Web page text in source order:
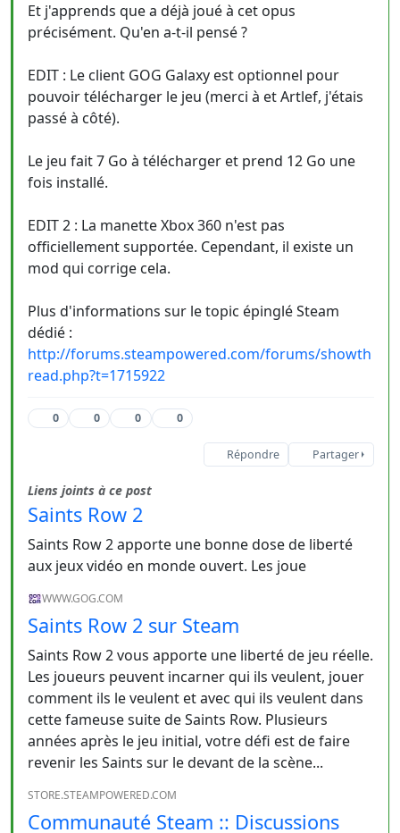
Et j'apprends que a déjà joué à cet opus
précisément. Qu'en a-t-il pensé ?
EDIT : Le client GOG Galaxy est optionnel pour
pouvoir télécharger le jeu (merci à et Artlef, j'étais
passé à côté).
Le jeu fait 7 Go à télécharger et prend 12 Go une
fois installé.
EDIT 2 : La manette Xbox 360 n'est pas
officiellement supportée. Cependant, il existe un
mod qui corrige cela.
Plus d'informations sur le topic épinglé Steam
dédié :
http://forums.steampowered.com/forums/showth
read.php?t=1715922
0 0 0 0
Répondre Partager
Liens joints à ce post
Saints Row 2
Saints Row 2 apporte une bonne dose de liberté
aux jeux vidéo en monde ouvert. Les joue
WWW.GOG.COM
Saints Row 2 sur Steam
Saints Row 2 vous apporte une liberté de jeu réelle.
Les joueurs peuvent incarner qui ils veulent, jouer
comment ils le veulent et avec qui ils veulent dans
cette fameuse suite de Saints Row. Plusieurs
années après le jeu initial, votre défi est de faire
revenir les Saints sur le devant de la scène...
STORE.STEAMPOWERED.COM
Communauté Steam :: Discussions